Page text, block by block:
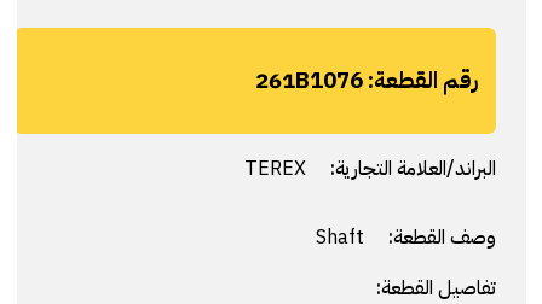
رقم القطعة:261B1076
البراند/العلامة التجارية: TEREX
وصف القطعة:
تفاصيل القطعة: